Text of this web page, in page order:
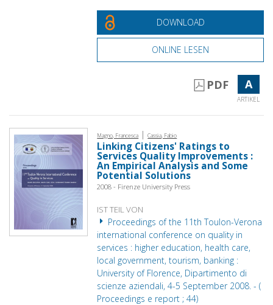
DOWNLOAD
ONLINE LESEN
PDF A
ARTIKEL
Magno, Francesca | Cassia, Fabio
Linking Citizens' Ratings to
Services Quality Improvements :
An Empirical Analysis and Some
Potential Solutions
2008 - Firenze University Press
IST TEIL VON
Proceedings of the 11th Toulon-Verona
international conference on quality in
services : higher education, health care,
local government, tourism, banking :
University of Florence, Dipartimento di
scienze aziendali, 4-5 September 2008. - (
Proceedings e report ; 44)